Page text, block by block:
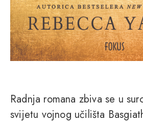
Radnja romana zbiva se u
svijetu vojnog učilišta